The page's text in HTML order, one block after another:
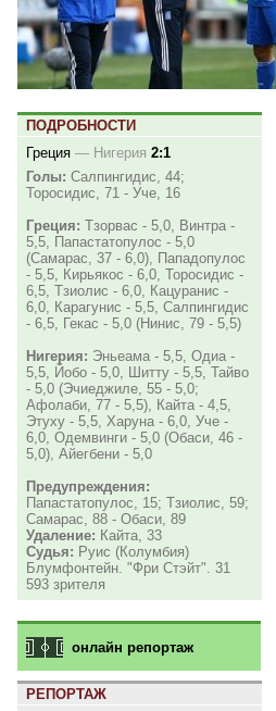
ПОДРОБНОСТИ
Греция — Нигерия 2:1
Голы: Салпингидис, 44;
Торосидис, 71 - Уче, 16
Греция: Тзорвас - 5,0, Винтра -
5,5, Папастатопулос - 5,0
(Самарас, 37 - 6,0), Пападопулос
- 5,5, Кирьякос - 6,0, Торосидис -
6,5, Тзиолис - 6,0, Кацуранис -
6,0, Карагунис - 5,5, Салпингидис
- 6,5, Гекас - 5,0 (Нинис, 79 - 5,5)
Нигерия: Эньеама - 5,5, Одиа -
5,5, Йобо - 5,0, Шитту - 5,5, Тайво
- 5,0 (Эчиеджиле, 55 - 5,0;
Афолаби, 77 - 5,5), Кайта - 4,5,
Этуху - 5,5, Харуна - 6,0, Уче -
6,0, Одемвинги - 5,0 (Обаси, 46 -
5,0), Айегбени - 5,0
Предупреждения:
Папастатопулос, 15; Тзиолис, 59;
Самарас, 88 - Обаси, 89
Удаление: Кайта, 33
Судья: Руис (Колумбия)
Блумфонтейн. "Фри Стэйт". 31
593 зрителя
онлайн репортаж
РЕПОРТАЖ